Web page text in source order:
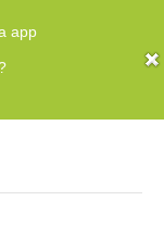
app